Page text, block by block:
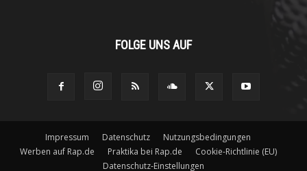
FOLGE UNS AUF
Impressum Datenschutz
Nutzungsbedingungen
Werben auf Rap.de
Praktika bei Rap.de
Cookie-Richtlinie (EU)
Datenschutz-Einstellungen